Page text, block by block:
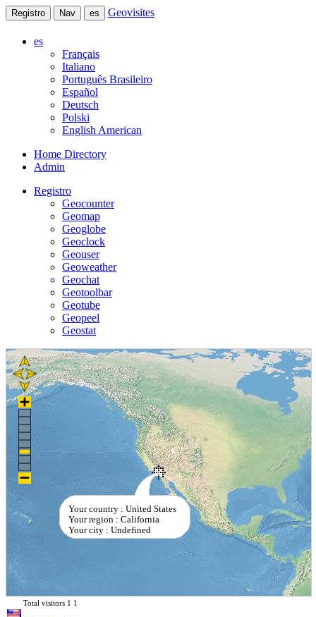
Registro Nav es Geovisites
es
Français
Italiano
Português Brasileiro
Español
Deutsch
Polski
English American
Home Directory
Admin
Registro
Geocounter
Geomap
Geoglobe
Geoclock
Geouser
Geoweather
Geochat
Geotoolbar
Geotube
Geopeel
Geostat
Your country : United States
Your region : California
Your city : Undefined
Total visitors 1 1